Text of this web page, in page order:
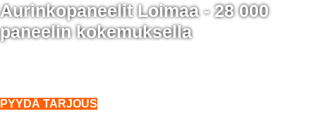
Aurinkopaneelit Loimaa - 28 000
paneelin kokemuksella
PYYDÄ TARJOUS